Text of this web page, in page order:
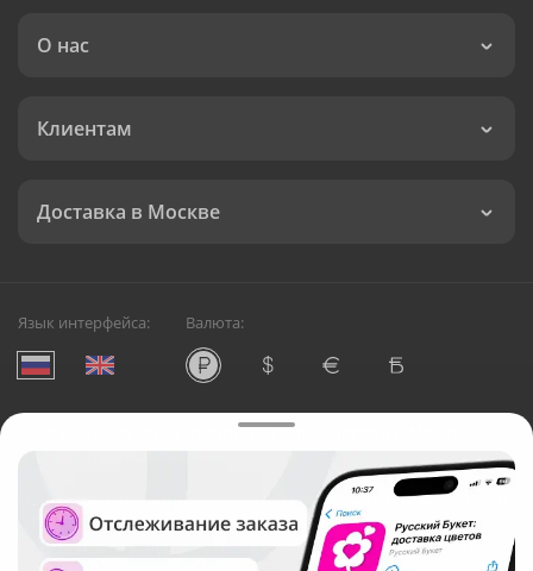
О нас
Клиентам
Доставка в Москве
Язык интерфейса: Валюта:
Служба круглосуточной доставки цветов в Москве
Русский Букет, 2026
Общество с ограниченной ответственностью «Технология»
ОГРН: 1195476081745, ИНН: 5410081997
Юридический адрес: г. Новосибирск, ул. Ипподромская,